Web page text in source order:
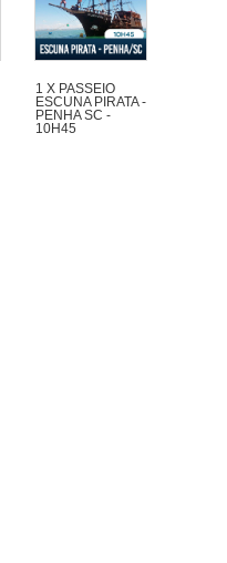
1 X PASSEIO
ESCUNA PIRATA -
PENHA SC -
10H45